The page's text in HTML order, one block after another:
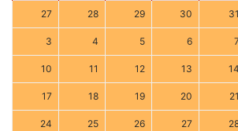
27 28 29 30 31
3 4 5 6
10 11 12 13 14
17 18 19 20 21
24 25 26 27